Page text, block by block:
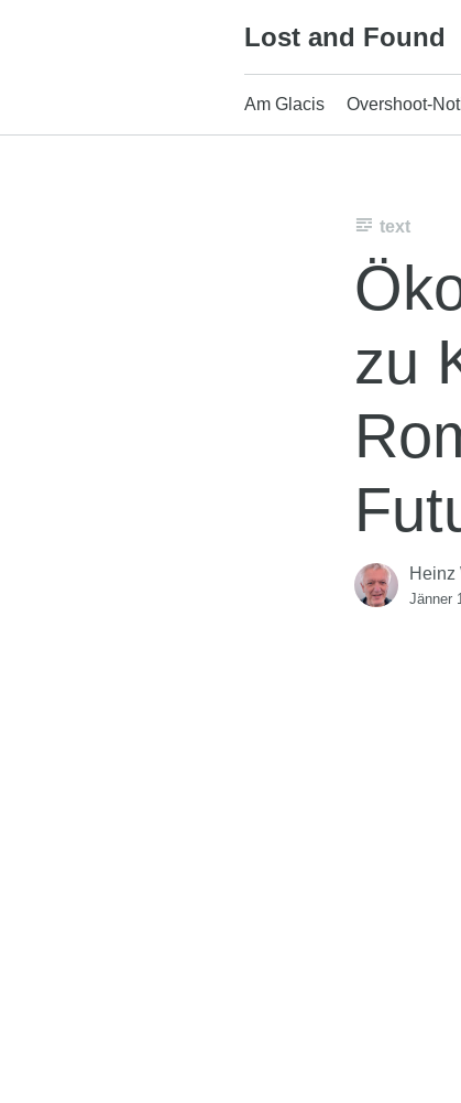
Lost and Found
Am Glacis Overshoot-
text
zu
Heinz
Jänner